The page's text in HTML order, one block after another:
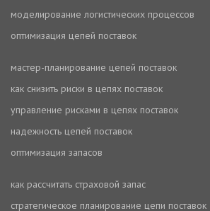
моделирование логистических процессов
оптимизация цепей поставок
мастер-планирование цепей поставок
как снизить риски в цепях поставок
управление рисками в цепях поставок
надежность цепей поставок
оптимизация запасов
как рассчитать страховой запас
стратегическое планирование цепи поставок